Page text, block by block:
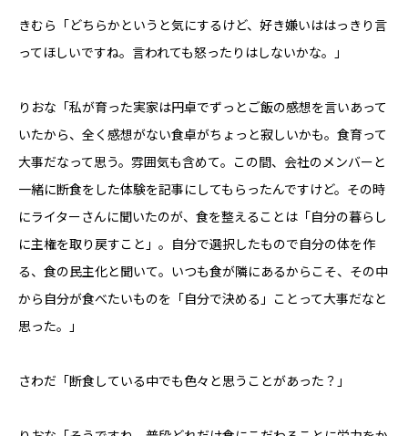
きむら「どちらかというと気にするけど、好き嫌いははっきり言
ってほしいですね。言われても怒ったりはしないかな。」
りおな「私が育った実家は円卓でずっとご飯の感想を言いあって
いたから、全く感想がない食卓がちょっと寂しいかも。食育って
大事だなって思う。雰囲気も含めて。この間、会社のメンバーと
一緒に断食をした体験を記事にしてもらったんですけど。その時
にライターさんに聞いたのが、食を整えることは「自分の暮らし
に主権を取り戻すこと」。自分で選択したもので自分の体を作
る、食の民主化と聞いて。いつも食が隣にあるからこそ、その中
から自分が食べたいものを「自分で決める」ことって大事だなと
思った。」
さわだ「断食している中でも色々と思うことがあった？」